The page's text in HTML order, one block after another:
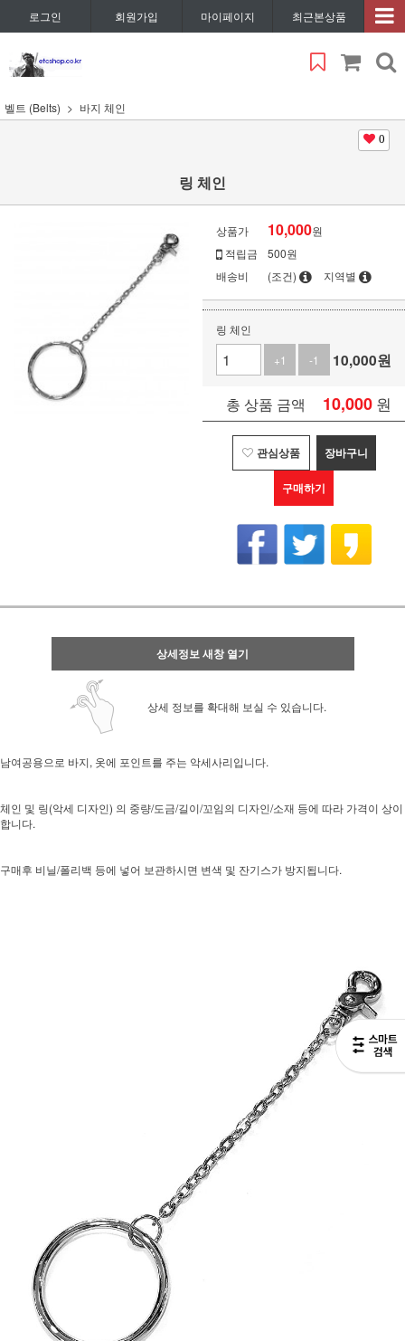
로그인 회원가입 마이페이지 최근본상품
벨트 (Belts) 바지 체인
0
링 체인
상품가 10,000원
적립금
500원
배송비
(조건) 지역별
링 체인
+1
-1 10,000원
총 상품 금액 10,000 원
관심상품 장바구니
구매하기
상세정보 새창 열기
상세 정보를 확대해 보실 수 있습니다.
남여공용으로 바지, 옷에 포인트를 주는 악세사리입니다.
체인 및 링(악세 디자인) 의 중량/도금/길이/꼬임의 디자인/소재 등에 따라 가격이 상이
합니다.
구매후 비닐/폴리백 등에 넣어 보관하시면 변색 및 잔기스가 방지됩니다.